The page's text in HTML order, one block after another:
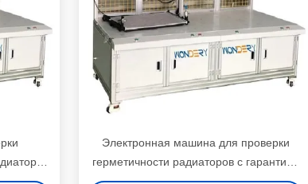
Электронная машина для проверки
герметичности радиаторов с гарантией
1 год для проверки герметичности